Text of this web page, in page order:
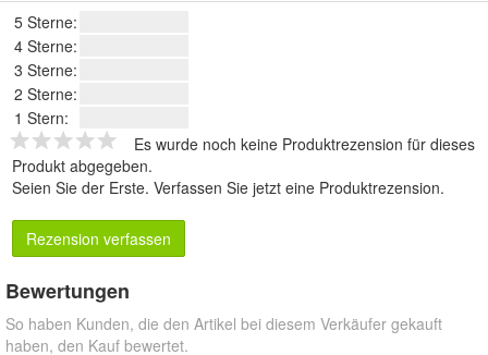
5 Sterne:
4 Sterne:
3 Sterne:
2 Sterne:
1 Stern:
Es wurde noch keine Produktrezension für dieses
Produkt abgegeben.
Seien Sie der Erste. Verfassen Sie jetzt eine Produktrezension.
Rezension verfassen
Bewertungen
So haben Kunden, die den Artikel bei diesem Verkäufer gekauft
haben, den Kauf bewertet.